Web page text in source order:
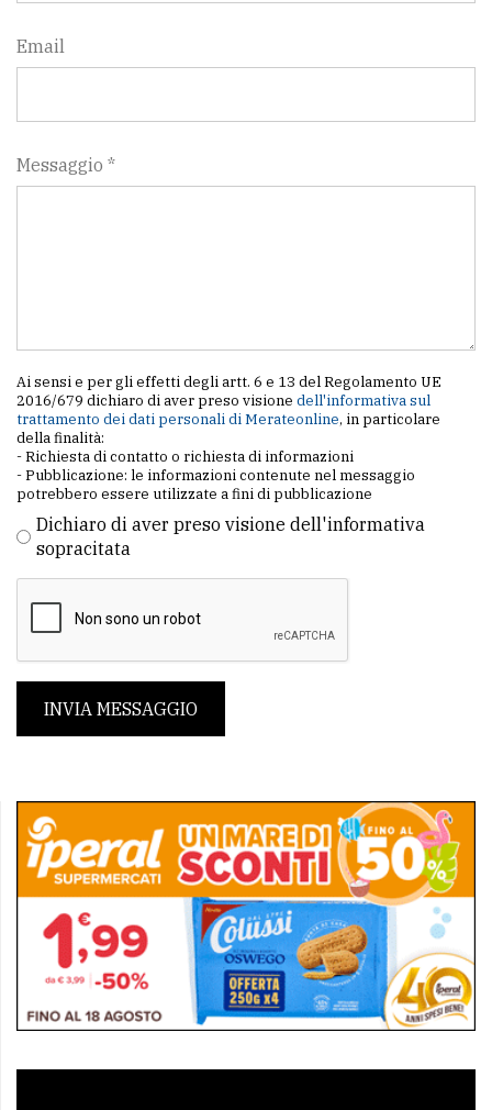
Email
Messaggio *
Ai sensi e per gli effetti degli artt. 6 e 13 del Regolamento UE
2016/679 dichiaro di aver preso visione dell'informativa sul
trattamento dei dati personali di Merateonline, in particolare
della finalità:
- Richiesta di contatto o richiesta di informazioni
- Pubblicazione: le informazioni contenute nel messaggio
potrebbero essere utilizzate a fini di pubblicazione
Dichiaro di aver preso visione dell'informativa
sopracitata
INVIA MESSAGGIO